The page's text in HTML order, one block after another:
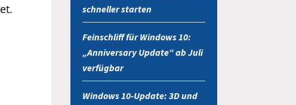
schneller starten
Feinschliff für Windows 10:
„Anniversary Update“ ab Juli
verfügbar
Windows 10-Update: 3D und